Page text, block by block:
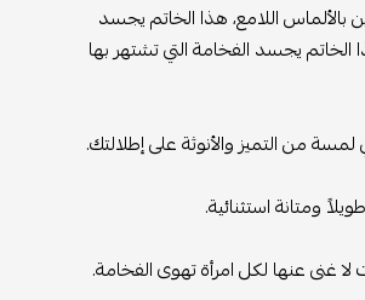
اللامع، هذا الخاتم يجسد
يجسد الفخامة التي تشتهر بها
من التميز والأنوثة على إطلالتك.
ومتانة استثنائية.
غنى عنها لكل امرأة تهوى الفخامة.